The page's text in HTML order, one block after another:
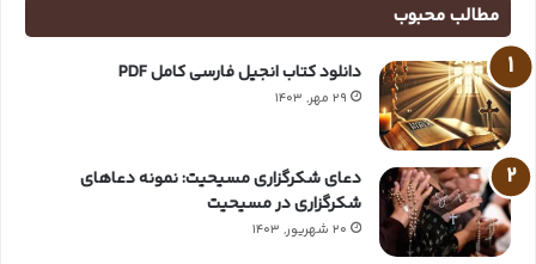
مطالب محبوب
دانلود کتاب انجیل فارسی کامل PDF
29 مهر, 1403
دعای شکرگزاری مسیحیت: نمونه دعاهای
شکرگزاری در مسیحیت
20 شهریور, 1403